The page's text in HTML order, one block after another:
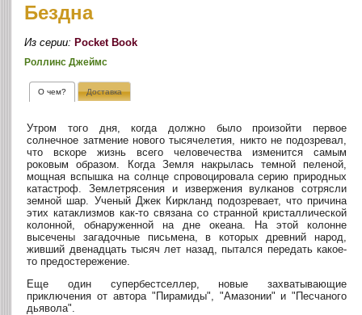
Бездна
Из серии:Pocket Book
Роллинс Джеймс
О чем? Доставка
Утром того дня, когда должно было произойти первое
солнечное затмение нового тысячелетия, никто не подозревал,
что вскоре жизнь всего человечества изменится самым
роковым образом. Когда Земля накрылась темной пеленой,
мощная вспышка на солнце спровоцировала серию природных
катастроф. Землетрясения и извержения вулканов сотрясли
земной шар. Ученый Джек Киркланд подозревает, что причина
этих катаклизмов как-то связана со странной кристаллической
колонной, обнаруженной на дне океана. На этой колонне
высечены загадочные письмена, в которых древний народ,
живший двенадцать тысяч лет назад, пытался передать какое-
то предостережение.
Еще один супербестселлер, новые захватывающие
приключения от автора "Пирамиды", "Амазонии" и "Песчаного
дьявола".